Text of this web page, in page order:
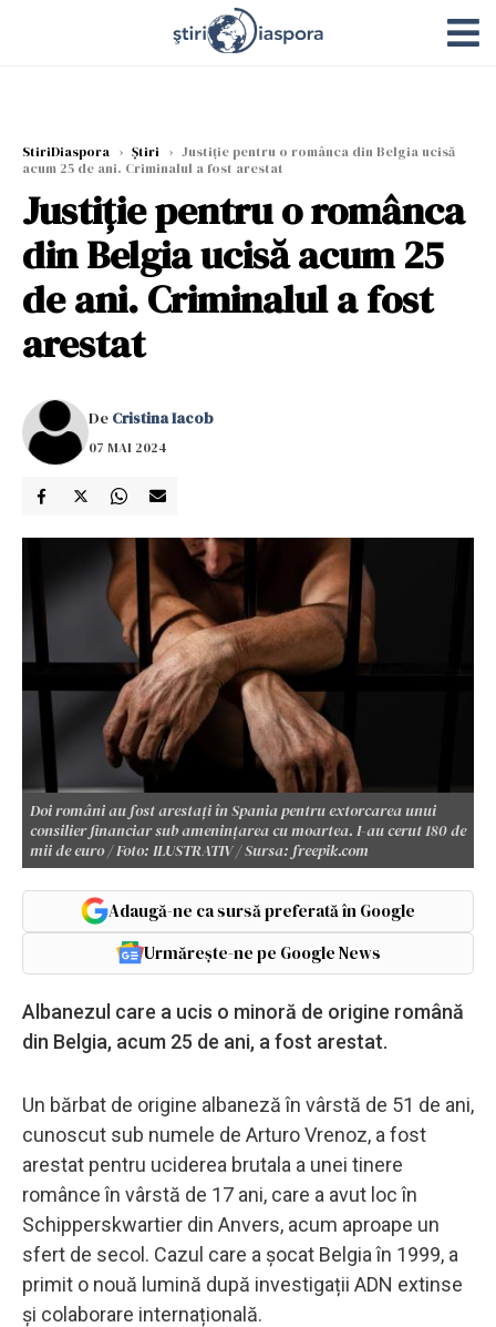
StiriDiaspora › Știri › Justiție pentru o românca din Belgia ucisă
acum 25 de ani. Criminalul a fost arestat
Justiție pentru o românca
din Belgia ucisă acum 25
de ani. Criminalul a fost
arestat
De Cristina Iacob
07 MAI 2024
Doi români au fost arestați în Spania pentru extorcarea unui
consilier financiar sub amenințarea cu moartea. I-au cerut 180 de
mii de euro / Foto: ILUSTRATIV / Sursa: freepik.com
Adaugă-ne ca sursă preferată în Google
Urmărește-ne pe Google News
Albanezul care a ucis o minoră de origine română
din Belgia, acum 25 de ani, a fost arestat.
Un bărbat de origine albaneză în vârstă de 51 de ani,
cunoscut sub numele de Arturo Vrenoz, a fost
arestat pentru uciderea brutala a unei tinere
românce în vârstă de 17 ani, care a avut loc în
Schipperskwartier din Anvers, acum aproape un
sfert de secol. Cazul care a șocat Belgia în 1999, a
primit o nouă lumină după investigații ADN extinse
și colaborare internațională.